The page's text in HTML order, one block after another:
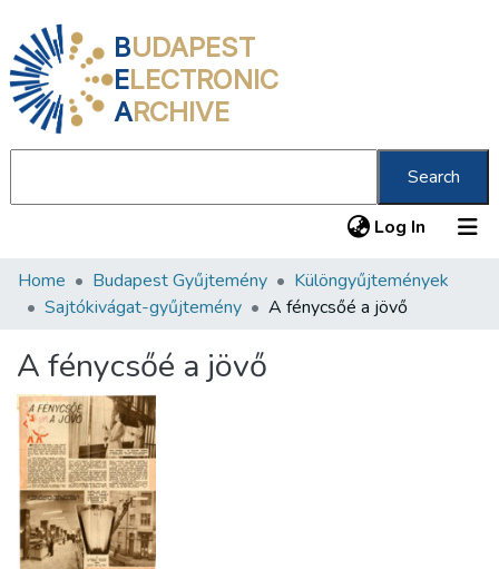
BUDAPEST
ELECTRONIC
ARCHIVE
Search
Log In (current)
Communities & Collections
Statistics
About us
Home Budapest Gyűjtemény
Különgyűjtemények
Sajtókivágat-gyűjtemény
A fénycsőé a jövő
A fénycsőé a jövő